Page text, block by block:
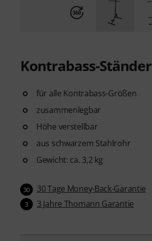
Kontrabass-Ständer
für alle Kontrabass-Größen
zusammenlegbar
Höhe verstellbar
aus schwarzem Stahlrohr
Gewicht: ca. 3,2 kg
30 30 Tage Money-Back-Garantie
3 3 Jahre Thomann Garantie